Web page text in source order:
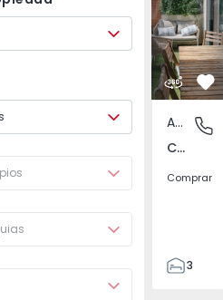
Apartamento
Carnaxide e Queijas, Lisboa
Comprar
3